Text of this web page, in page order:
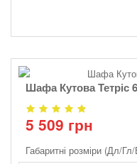
Шафа Кутова Тетріс
5 509 грн
Габаритні розміри (Дл/